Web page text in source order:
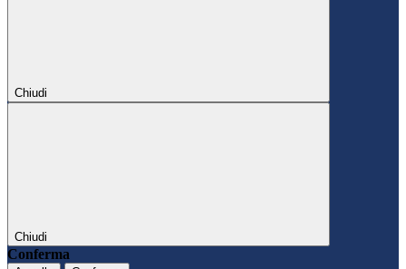
Chiudi
Chiudi
Conferma